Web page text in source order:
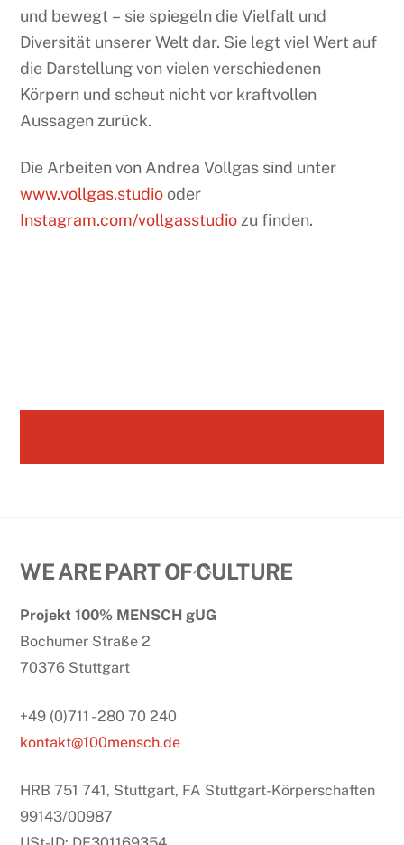
und bewegt – sie spiegeln die Vielfalt und
Diversität unserer Welt dar. Sie legt viel Wert auf
die Darstellung von vielen verschiedenen
Körpern und scheut nicht vor kraftvollen
Aussagen zurück.
Die Arbeiten von Andrea Vollgas sind unter
www.vollgas.studio oder
Instagram.com/vollgasstudiozu finden.
Back
Top
WE ARE PART OF CULTURE
Projekt 100% MENSCH gUG
Bochumer Straße 2
70376 Stuttgart
+49 (0)711 - 280 70 240
kontakt@100mensch.de
HRB 751 741, Stuttgart, FA Stuttgart-Körperschaften
99143/00987